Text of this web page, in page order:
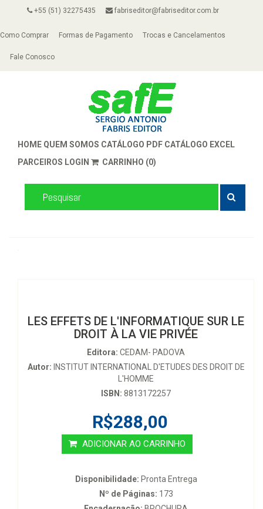
+55 (51) 32275435 fabriseditor@fabriseditor.com.br
Como Comprar Formas de Pagamento Trocas e Cancelamentos
Fale Conosco
HOME QUEM SOMOS CATÁLOGO PDF CATÁLOGO EXCEL
PARCEIROS LOGIN CARRINHO (0)
LES EFFETS DE L'INFORMATIQUE SUR LE
DROIT À LA VIE PRIVÉE
Editora: CEDAM- PADOVA
Autor: INSTITUT INTERNATIONAL D'ETUDES DES DROIT DE
L'HOMME
ISBN: 8813172257
R$288,00
ADICIONAR AO CARRINHO
Disponibilidade: Pronta Entrega
Nº de Páginas: 173